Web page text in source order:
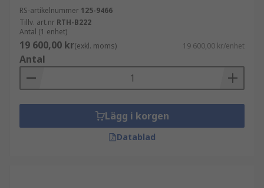
RS-artikelnummer 125-9466
Tillv. art.nr RTH-B222
Antal (1 enhet)
19 600,00 kr(exkl. moms) 19 600,00 kr/enhet
Antal
Lägg i korgen
Datablad